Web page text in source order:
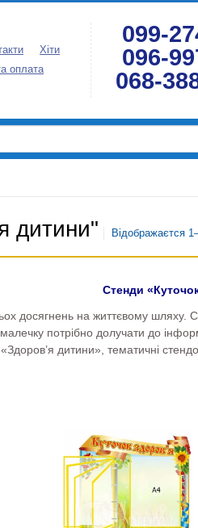
Хіти
оплата
099-
096-
068-
дитини" Відображаєтся
Стенди
досягнень на життєвому
потрібно долучати до
дитини», тематичні
краси, чистоти та
які дозволять вам зробити
куточки інформації. Наша
конструкції різної
пропонуємо перейти у
або через зручну